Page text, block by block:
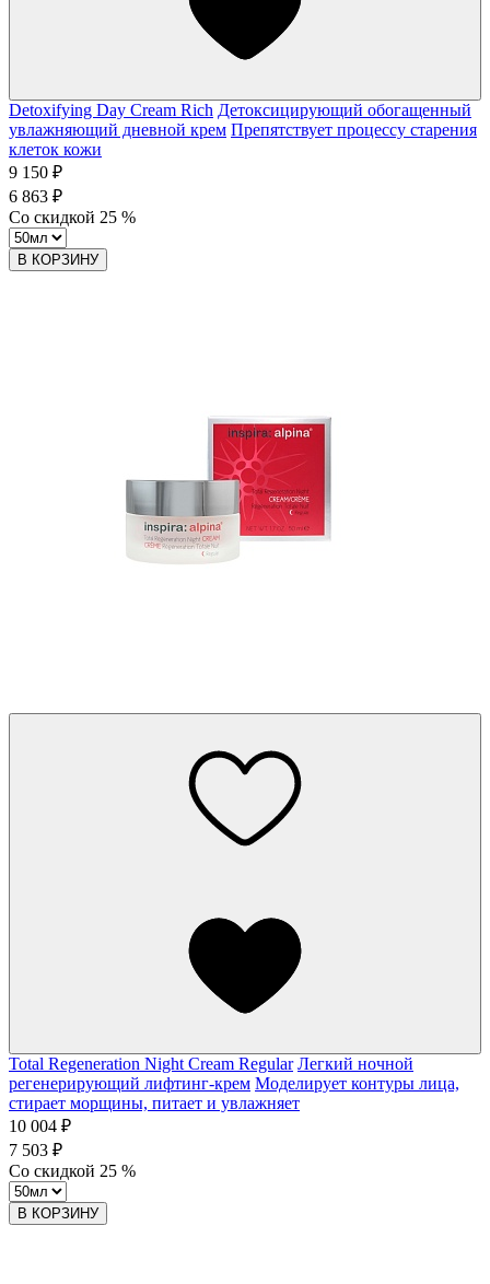
Detoxifying Day Cream Rich Детоксицирующий обогащенный
увлажняющий дневной крем Препятствует процессу старения
клеток кожи
9 150 ₽
6 863 ₽
Со скидкой 25 %
В КОРЗИНУ
Total Regeneration Night Cream Regular Легкий ночной
регенерирующий лифтинг-крем Моделирует контуры лица,
стирает морщины, питает и увлажняет
10 004 ₽
7 503 ₽
Со скидкой 25 %
В КОРЗИНУ